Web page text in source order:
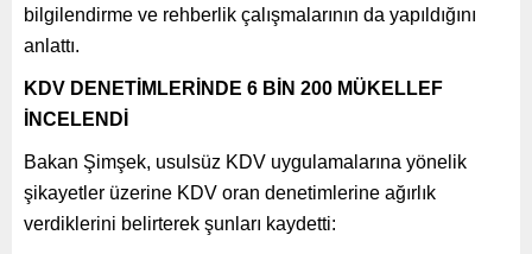
bilgilendirme ve rehberlik çalışmalarının da yapıldığını
anlattı.
KDV DENETİMLERİNDE 6 BİN 200 MÜKELLEF
İNCELENDİ
Bakan Şimşek, usulsüz KDV uygulamalarına yönelik
şikayetler üzerine KDV oran denetimlerine ağırlık
verdiklerini belirterek şunları kaydetti: